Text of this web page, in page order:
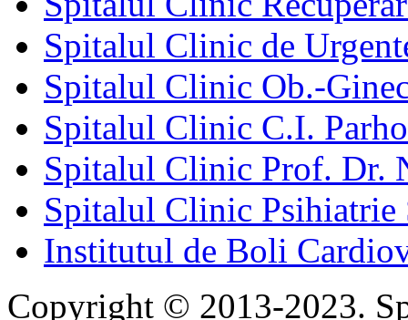
Spitalul Clinic de
Spitalul Clinic Ob.-
Spitalul Clinic C.I.
Spitalul Clinic Prof. Dr.
Spitalul Clinic Psihiatrie
Institutul de Boli
Copyright © 2013-2023.